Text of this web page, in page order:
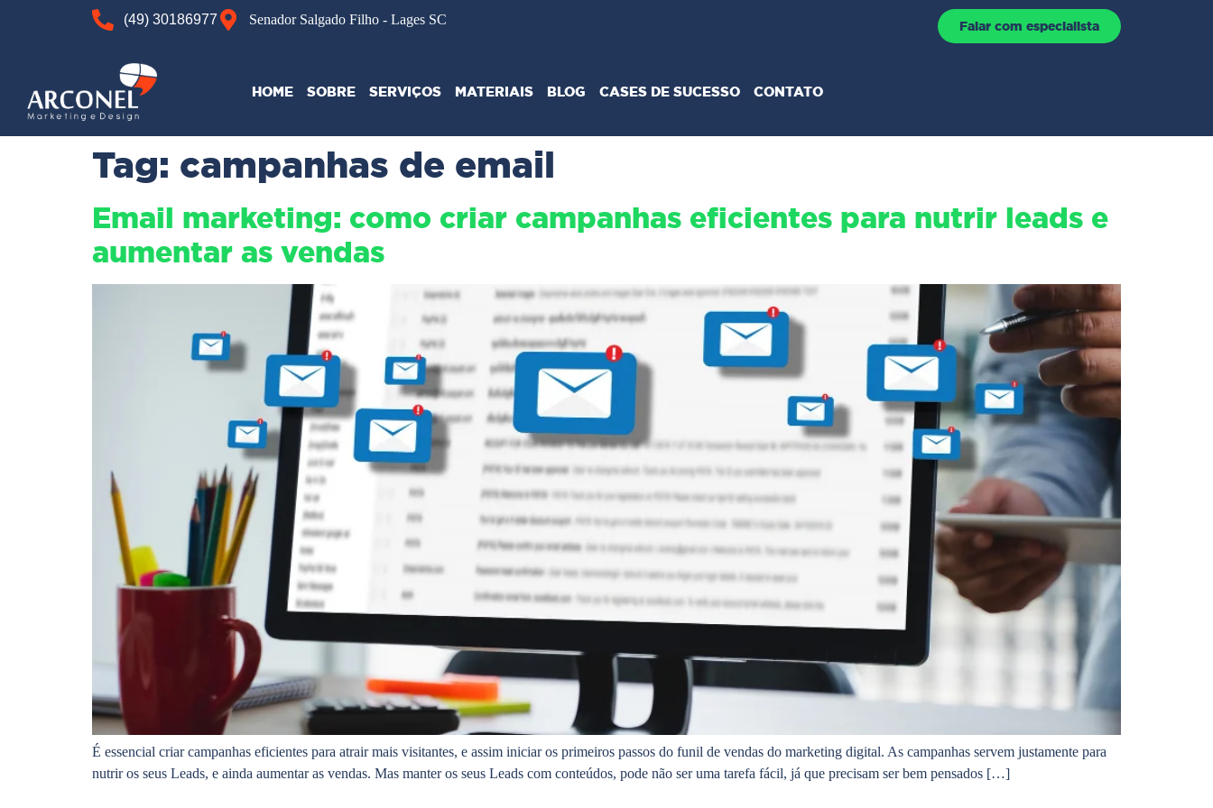
(49) 30186977 Senador Salgado Filho - Lages SC Falar com especialista
HOME SOBRE SERVIÇOS MATERIAIS BLOG CASES DE SUCESSO CONTATO
Tag: campanhas de email
Email marketing: como criar campanhas eficientes para nutrir leads e
aumentar as vendas
É essencial criar campanhas eficientes para atrair mais visitantes, e assim iniciar os primeiros passos do funil de vendas do marketing digital. As campanhas servem justamente para
nutrir os seus Leads, e ainda aumentar as vendas. Mas manter os seus Leads com conteúdos, pode não ser uma tarefa fácil, já que precisam ser bem pensados […]